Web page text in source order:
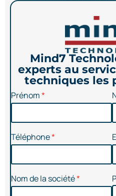
Mind7
experts au
techniques les
Prénom
Téléphone
Nom de la société